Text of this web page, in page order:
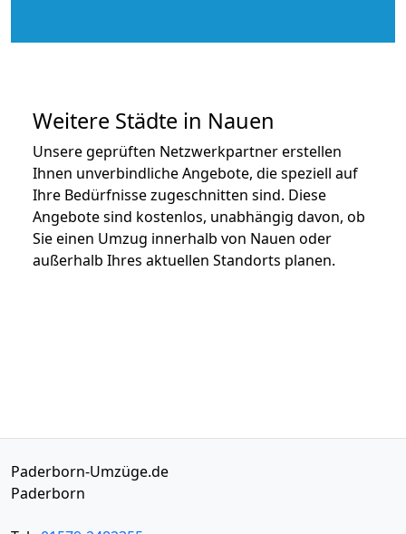
Weitere Städte in Nauen
Unsere geprüften Netzwerkpartner erstellen
Ihnen unverbindliche Angebote, die speziell auf
Ihre Bedürfnisse zugeschnitten sind. Diese
Angebote sind kostenlos, unabhängig davon, ob
Sie einen Umzug innerhalb von Nauen oder
außerhalb Ihres aktuellen Standorts planen.
Paderborn-Umzüge.de
Paderborn